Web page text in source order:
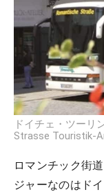
ドイチェ・ツー
Strasse Touristik-
ロマンチック街
ジャーなのはド